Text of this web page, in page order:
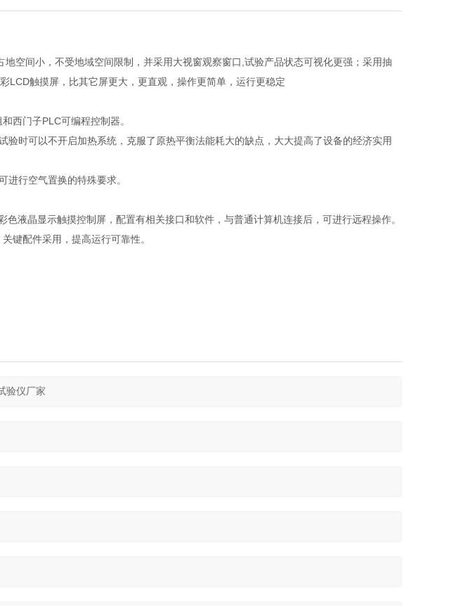
空间小，不受地域空间限制，并采用大视窗观察窗口,试验产品状态可视化更强；采用抽
LCD触摸屏，比其它屏更大，更直观，操作更简单，运行更稳定
西门子PLC可编程控制器。
时可以不开启加热系统，克服了原热平衡法能耗大的缺点，大大提高了设备的经济实用
进行空气置换的特殊要求。
液晶显示触摸控制屏，配置有相关接口和软件，与普通计算机连接后，可进行远程操作。
键配件采用，提高运行可靠性。